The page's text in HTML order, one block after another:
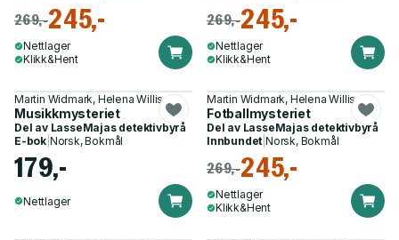
269,-245,-
Nettlager
Klikk&Hent
269,-245,-
Nettlager
Klikk&Hent
Martin Widmark, Helena Willis
Musikkmysteriet
Del av LasseMajas detektivbyrå
E-bok Norsk, Bokmål
179,-
Nettlager
Martin Widmark, Helena Willis
Fotballmysteriet
Del av LasseMajas detektivbyrå
Innbundet |Norsk, Bokmål
269,-245,-
Nettlager
Klikk&Hent